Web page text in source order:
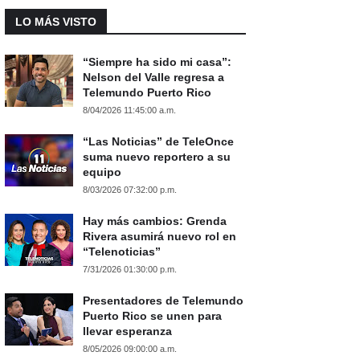
LO MÁS VISTO
“Siempre ha sido mi casa”:
Nelson del Valle regresa a
Telemundo Puerto Rico
8/04/2026 11:45:00 a.m.
“Las Noticias” de TeleOnce
suma nuevo reportero a su
equipo
8/03/2026 07:32:00 p.m.
Hay más cambios: Grenda
Rivera asumirá nuevo rol en
“Telenoticias”
7/31/2026 01:30:00 p.m.
Presentadores de Telemundo
Puerto Rico se unen para
llevar esperanza
8/05/2026 09:00:00 a.m.